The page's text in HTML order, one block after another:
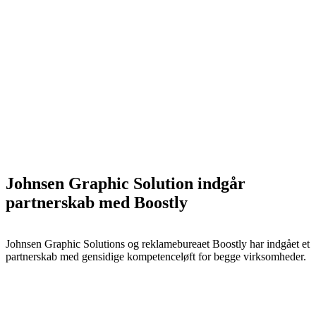
Johnsen Graphic Solution indgår
partnerskab med Boostly
Johnsen Graphic Solutions og reklamebureaet Boostly har indgået et
partnerskab med gensidige kompetenceløft for begge virksomheder.